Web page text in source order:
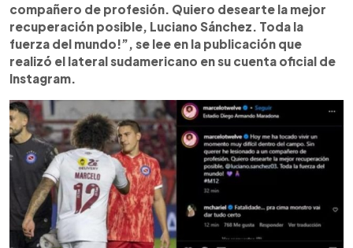
compañero de profesión. Quiero desearte la mejor
recuperación posible, Luciano Sánchez. Toda la
fuerza del mundo!”, se lee en la publicación que
realizó el lateral sudamericano en su cuenta oficial de
Instagram.